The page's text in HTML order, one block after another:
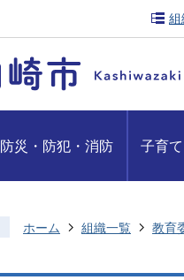
組
防災・防犯・消防 子育
ホーム 組織一覧 教育